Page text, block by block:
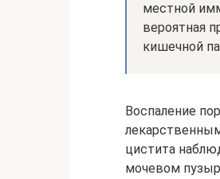
местной
вероятная
кишечной
Воспаление
цистита
мочевом